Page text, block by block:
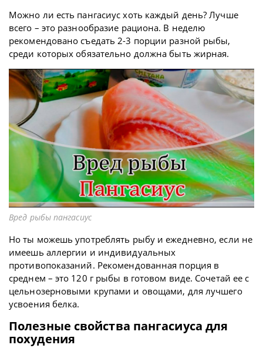
Можно ли есть пангасиус хоть каждый день? Лучше
всего – это разнообразие рациона. В неделю
рекомендовано съедать 2-3 порции разной рыбы,
среди которых обязательно должна быть жирная.
Вред рыбы пангасиус
Но ты можешь употреблять рыбу и ежедневно, если не
имеешь аллергии и индивидуальных
противопоказаний. Рекомендованная порция в
среднем – это 120 г рыбы в готовом виде. Сочетай ее с
цельнозерновыми крупами и овощами, для лучшего
усвоения белка.
Полезные свойства пангасиуса для
похудения